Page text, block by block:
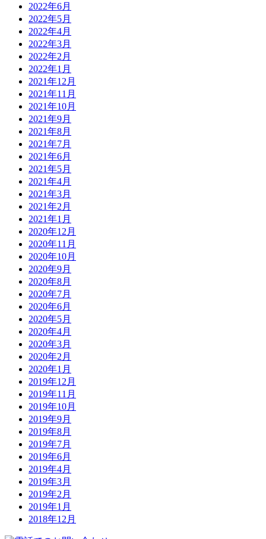
2022年6月
2022年5月
2022年4月
2022年3月
2022年2月
2022年1月
2021年12月
2021年11月
2021年10月
2021年9月
2021年8月
2021年7月
2021年6月
2021年5月
2021年4月
2021年3月
2021年2月
2021年1月
2020年12月
2020年11月
2020年10月
2020年9月
2020年8月
2020年7月
2020年6月
2020年5月
2020年4月
2020年3月
2020年2月
2020年1月
2019年12月
2019年11月
2019年10月
2019年9月
2019年8月
2019年7月
2019年6月
2019年4月
2019年3月
2019年2月
2019年1月
2018年12月